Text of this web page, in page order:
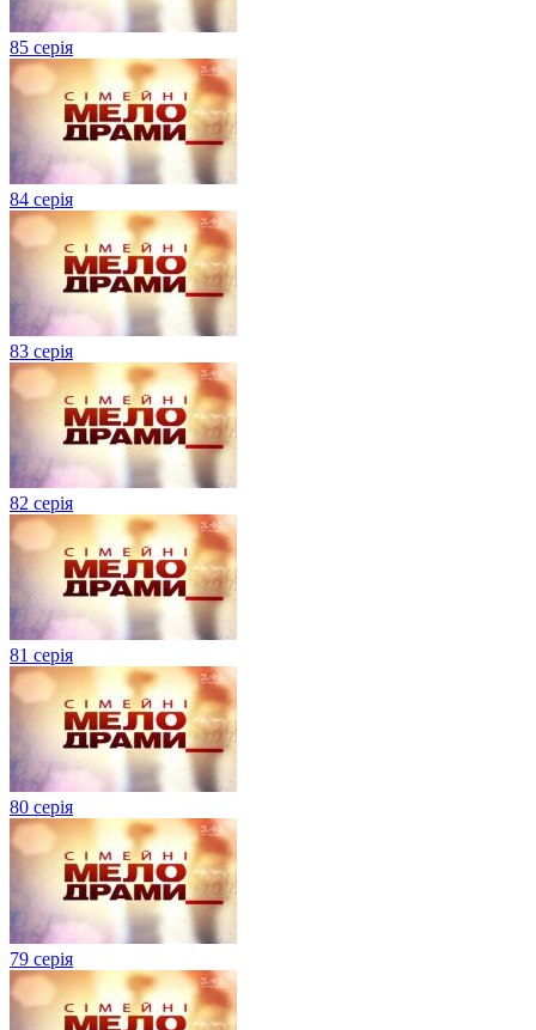
85 серія
84 серія
83 серія
82 серія
81 серія
80 серія
79 серія